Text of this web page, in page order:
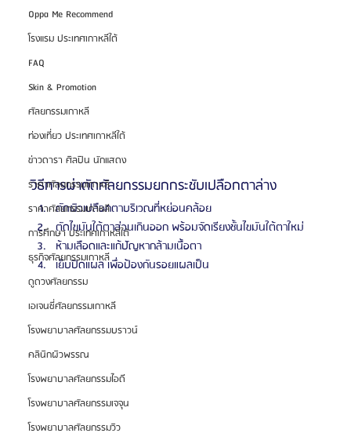
Oppa Me Recommend
โรงแรม ประเทศเกาหลีใต้
FAQ
Skin & Promotion
ศัลยกรรมเกาหลี
ท่องเที่ยว ประเทศเกาหลีใต้
ข่าวดารา ศิลปิน นักแสดง
ราคาศัลยกรรมเกาหลี
ราคาศัลยกรรมเกาหลี
การศึกษา ประเทศเกาหลีใต้
ธุรกิจศัลยกรรมเกาหลี
ดูดวงศัลยกรรม
เอเจนซี่ศัลยกรรมเกาหลี
โรงพยาบาลศัลยกรรมบราวน์
คลินิกผิวพรรณ
โรงพยาบาลศัลยกรรมไอดี
โรงพยาบาลศัลยกรรมเจจุน
โรงพยาบาลศัลยกรรมวิว
วิธีการผ่าตัดศัลยกรรมยกกระชับเปลือกตาล่าง
ตัดผิวเปลือกตาบริเวณที่หย่อนคล้อย
ตัดไขมันใต้ตาส่วนเกินออก พร้อมจัดเรียงชั้นไขมันใต้ตาใหม่
ห้ามเลือดและแก้ปัญหากล้ามเนื้อตา
เย็บปิดแผล เพื่อป้องกันรอยแผลเป็น